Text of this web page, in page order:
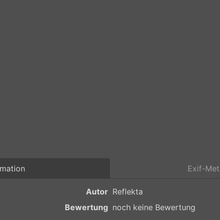
Exif-
Autor Reflekta
Bewertung noch keine Bewertung